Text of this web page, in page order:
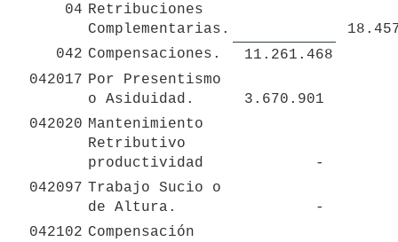
04 Retribuciones
Complementarias.
042 Compensaciones.
042017 Por Presentismo
o Asiduidad.
3.670.901
042020 Mantenimiento
Retributivo
productividad
-
042097 Trabajo Sucio o
de Altura.
-
042102 Compensación